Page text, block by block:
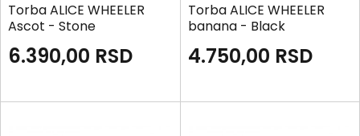
Torba ALICE WHEELER
Ascot - Stone
6.390,00 RSD
Torba ALICE WHEELER
banana - Black
4.750,00 RSD